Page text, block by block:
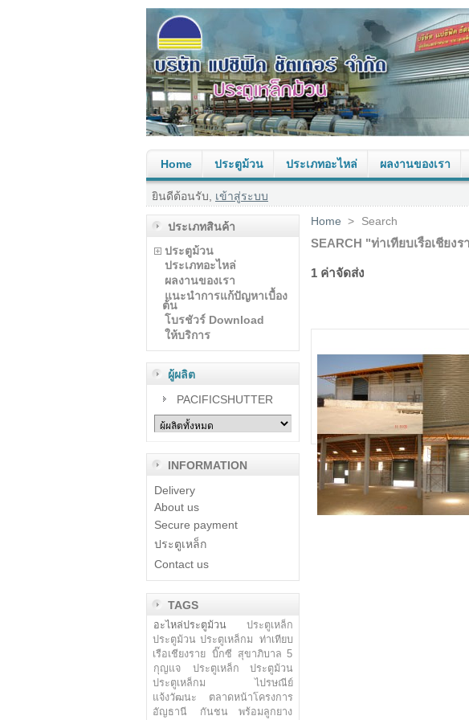
Home ประตูม้วน ประเภทอะไหล่ ผลงานของเรา
ยินดีต้อนรับ, เข้าสู่ระบบ
ประเภทสินค้า
ประตูม้วน
ประเภทอะไหล่
ผลงานของเรา
แนะนำการแก้ปัญหาเบื้อง
ต้น
โบรชัวร์ Download
ให้บริการ
ผู้ผลิต
PACIFICSHUTTER
INFORMATION
Delivery
About us
Secure payment
ประตูเหล็ก
Contact us
TAGS
อะไหล่ประตูม้วน
ประตูเหล็ก
ประตูม้วน ประตูเหล็กม
ท่าเทียบ
เรือเชียงราย
บิ๊กซี สุขาภิบาล 5
กุญแจ
ประตูเหล็ก ประตูม้วน
ประตูเหล็กม
ไปรษณีย์
แจ้งวัฒนะ
ตลาดหน้าโครงการ
อัญธานี
กันชน พร้อมลูกยาง
Home > Search
SEARCH "ท่าเทียบเรือเชียงร
1 ค่าจัดส่ง